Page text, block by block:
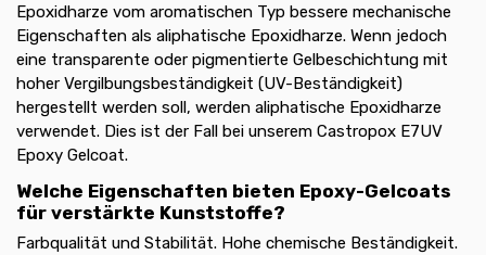
Epoxidharze vom aromatischen Typ bessere mechanische
Eigenschaften als aliphatische Epoxidharze. Wenn jedoch
eine transparente oder pigmentierte Gelbeschichtung mit
hoher Vergilbungsbeständigkeit (UV-Beständigkeit)
hergestellt werden soll, werden aliphatische Epoxidharze
verwendet. Dies ist der Fall bei unserem Castropox E7UV
Epoxy Gelcoat.
Welche Eigenschaften bieten Epoxy-Gelcoats
für verstärkte Kunststoffe?
Farbqualität und Stabilität. Hohe chemische Beständigkeit.